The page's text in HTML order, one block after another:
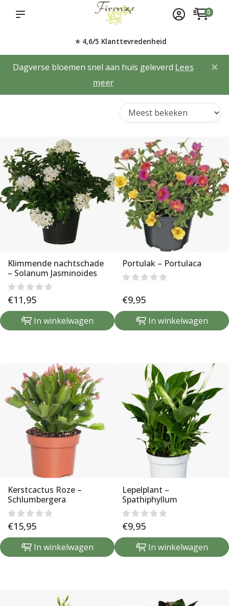
0
⭐ 4,6/5 Klanttevredenheid
Dagverse bloemen snel aan huis geleverd Lees
meer
×
Klimmende nachtschade
– Solanum Jasminoides
€11,95
In winkelwagen
Portulak – Portulaca
€9,95
In winkelwagen
Kerstcactus Roze –
Schlumbergera
€15,95
In winkelwagen
Lepelplant –
Spathiphyllum
€9,95
In winkelwagen